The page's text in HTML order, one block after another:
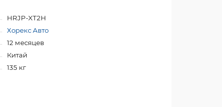
HRJP-XT2H
Хорекс Авто
12 месяцев
Китай
135 кг